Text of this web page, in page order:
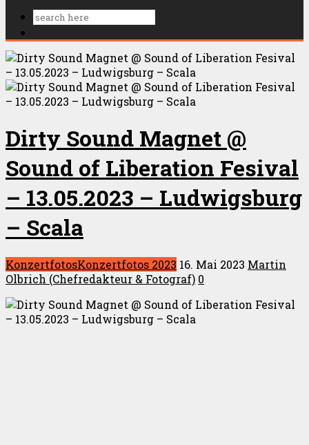
Dirty Sound Magnet @
Sound of Liberation Fesival
– 13.05.2023 – Ludwigsburg
– Scala
KonzertfotosKonzertfotos 2023 16. Mai 2023 Martin
Olbrich (Chefredakteur & Fotograf) 0